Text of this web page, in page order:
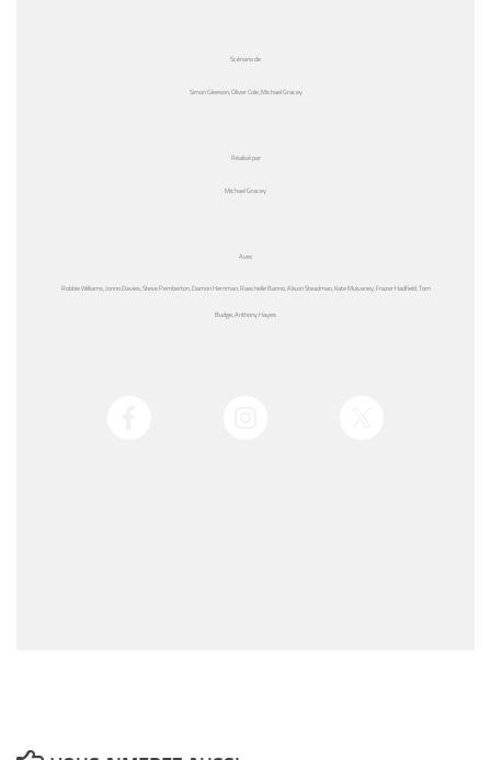
Scénario de
Simon Gleeson, Oliver Cole, Michael Gracey
Réalisé par
Michael Gracey
Avec
Robbie Williams, Jonno Davies, Steve Pemberton, Damon Herriman, Raechelle Banno, Alison Steadman, Kate Mulvaney, Frazer Hadfield, Tom
Budge, Anthony Hayes